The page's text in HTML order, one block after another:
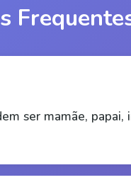
ser mamãe,